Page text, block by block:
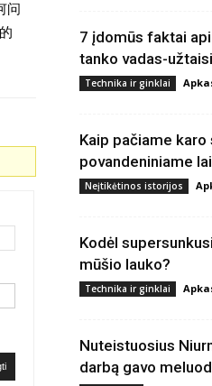
问
7 įdomūs faktai
tanko vadas-
Technika ir ginklai
Kaip pačiame
povandeniniame
Neįtikėtinos istorijos
Kodėl
mūšio lauko?
Technika ir ginklai
Nuteistuosius
darbą gavo